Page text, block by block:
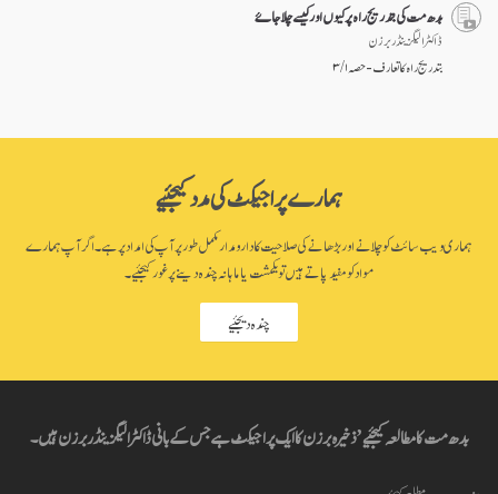
بدھ مت کی بتدریج راہ پر کیوں اور کیسے چلا جاۓ
ڈاکٹر الیگزینڈر برزن
بتدریج راہ کا تعارف - حصہ ۱ / ۳
ہمارے پراجیکٹ کی مدد کیجئیے
ہماری ویب سائٹ کو چلانے اور بڑھانے کی صلاحیت کا دارومدار مکمل طور پر آپ کی امداد پر ہے۔ اگر آپ ہمارے
مواد کو مفید پاتے ہیں تو یکمشت یا ماہانہ چندہ دینے پر غور کیجئیے۔
چندہ دیجئیے
بدھ مت کا مطالعہ کیجئیے’ ذخیرہ برزن کا ایک پراجیکٹ ہے جس کے بانی ڈاکٹر الیگزینڈر برزن ہیں۔